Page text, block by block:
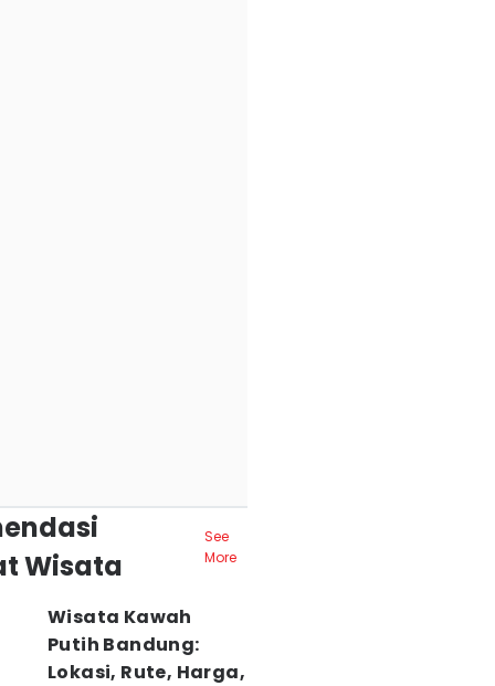
Wisata
See
More
Wisata Kawah
Putih Bandung:
Lokasi, Rute, Harga,